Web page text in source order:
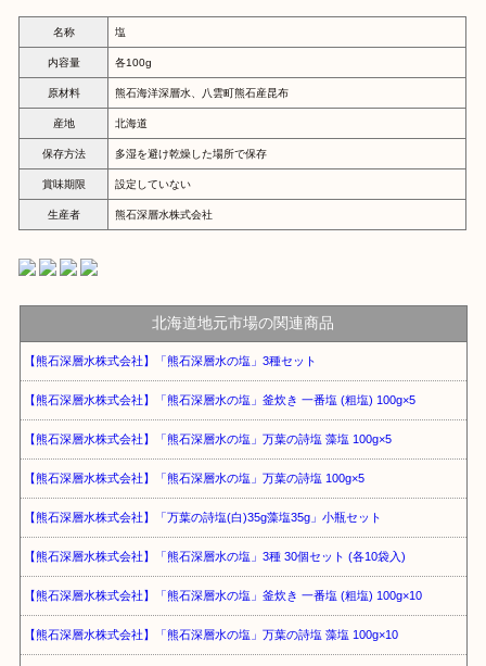
名称 塩
内容量 各100g
原材料 熊石海洋深層水、八雲町熊石産昆布
産地 北海道
保存方法 多湿を避け乾燥した場所で保存
賞味期限 設定していない
生産者 熊石深層水株式会社
北海道地元市場の関連商品
【熊石深層水株式会社】「熊石深層水の塩」3種セット
【熊石深層水株式会社】「熊石深層水の塩」釜炊き 一番塩 (粗塩) 100g×5
【熊石深層水株式会社】「熊石深層水の塩」万葉の詩塩 藻塩 100g×5
【熊石深層水株式会社】「熊石深層水の塩」万葉の詩塩 100g×5
【熊石深層水株式会社】「万葉の詩塩(白)35g藻塩35g」小瓶セット
【熊石深層水株式会社】「熊石深層水の塩」3種 30個セット (各10袋入)
【熊石深層水株式会社】「熊石深層水の塩」釜炊き 一番塩 (粗塩) 100g×10
【熊石深層水株式会社】「熊石深層水の塩」万葉の詩塩 藻塩 100g×10